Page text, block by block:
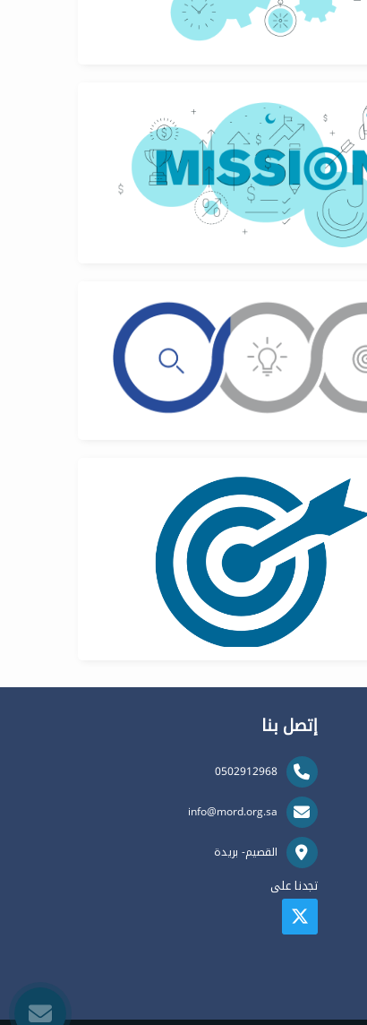
إتصل بنا
0502912968
info@mord.org.sa
القصيم- بريدة
تجدنا على